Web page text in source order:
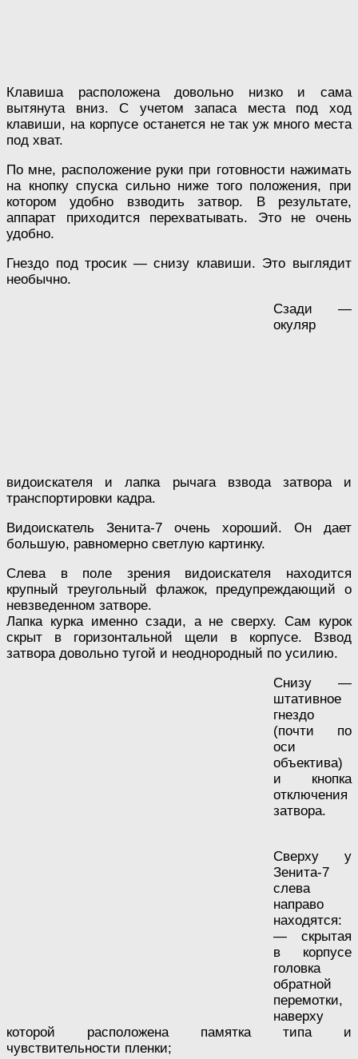
Клавиша расположена довольно низко и сама
вытянута вниз. С учетом запаса места под ход
клавиши, на корпусе останется не так уж много места
под хват.
По мне, расположение руки при готовности нажимать
на кнопку спуска сильно ниже того положения, при
котором удобно взводить затвор. В результате,
аппарат приходится перехватывать. Это не очень
удобно.
Гнездо под тросик — снизу клавиши. Это выглядит
необычно.
Сзади —
окуляр
видоискателя и лапка рычага взвода затвора и
транспортировки кадра.
Видоискатель Зенита-7 очень хороший. Он дает
большую, равномерно светлую картинку.
Слева в поле зрения видоискателя находится
крупный треугольный флажок, предупреждающий о
невзведенном затворе.
Лапка курка именно сзади, а не сверху. Сам курок
скрыт в горизонтальной щели в корпусе. Взвод
затвора довольно тугой и неоднородный по усилию.
Снизу —
штативное
гнездо
(почти по
оси
объектива)
и кнопка
отключения
затвора.
Сверху у
Зенита-7
слева
направо
находятся:
— скрытая
в корпусе
головка
обратной
перемотки,
наверху
которой расположена памятка типа и
чувствительности пленки;